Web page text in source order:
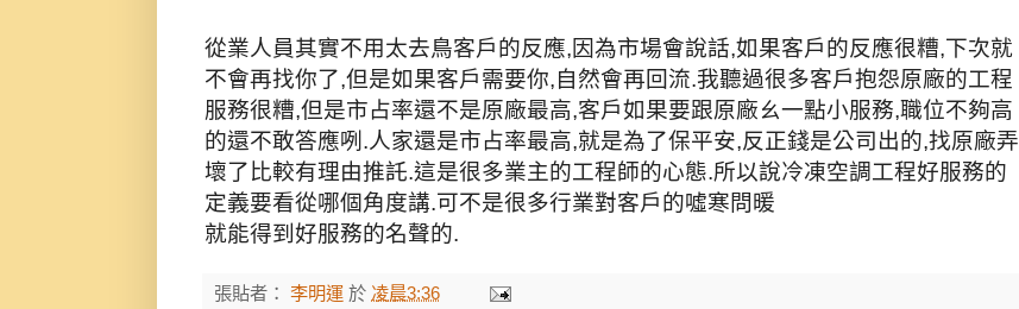
從業人員其實不用太去鳥客戶的反應,因為市場會說話,如果客戶的反應很糟,下次就
不會再找你了,但是如果客戶需要你,自然會再回流.我聽過很多客戶抱怨原廠的工程
服務很糟,但是市占率還不是原廠最高,客戶如果要跟原廠ㄠ一點小服務,職位不夠高
的還不敢答應咧.人家還是市占率最高,就是為了保平安,反正錢是公司出的,找原廠弄
壞了比較有理由推託.這是很多業主的工程師的心態.所以說冷凍空調工程好服務的
定義要看從哪個角度講.可不是很多行業對客戶的噓寒問暖
就能得到好服務的名聲的.
張貼者： 李明運 於 凌晨3:36